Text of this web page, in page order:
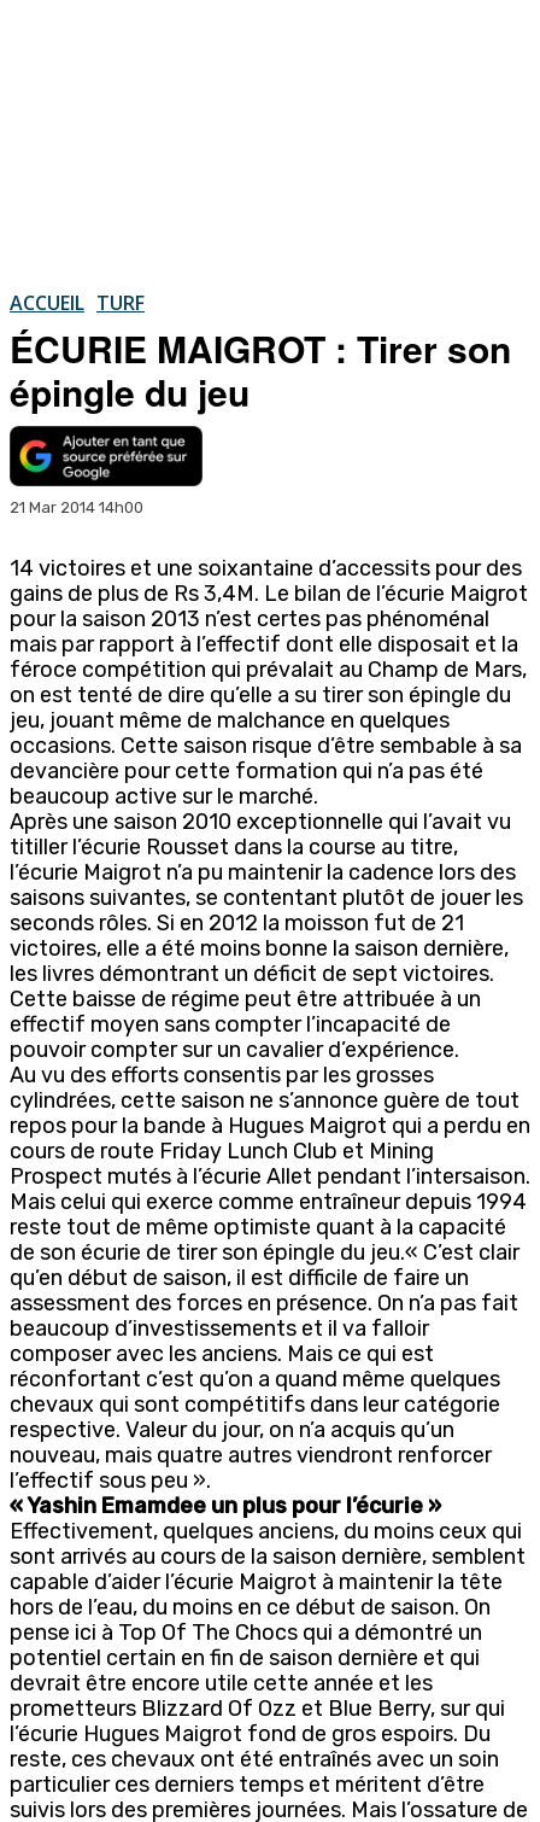
ACCUEIL TURF
ÉCURIE MAIGROT : Tirer son
épingle du jeu
21 Mar 2014 14h00
14 victoires et une soixantaine d’accessits pour des
gains de plus de Rs 3,4M. Le bilan de l’écurie Maigrot
pour la saison 2013 n’est certes pas phénoménal
mais par rapport à l’effectif dont elle disposait et la
féroce compétition qui prévalait au Champ de Mars,
on est tenté de dire qu’elle a su tirer son épingle du
jeu, jouant même de malchance en quelques
occasions. Cette saison risque d’être sembable à sa
devancière pour cette formation qui n’a pas été
beaucoup active sur le marché.
Après une saison 2010 exceptionnelle qui l’avait vu
titiller l’écurie Rousset dans la course au titre,
l’écurie Maigrot n’a pu maintenir la cadence lors des
saisons suivantes, se contentant plutôt de jouer les
seconds rôles. Si en 2012 la moisson fut de 21
victoires, elle a été moins bonne la saison dernière,
les livres démontrant un déficit de sept victoires.
Cette baisse de régime peut être attribuée à un
effectif moyen sans compter l’incapacité de
pouvoir compter sur un cavalier d’expérience.
Au vu des efforts consentis par les grosses
cylindrées, cette saison ne s’annonce guère de tout
repos pour la bande à Hugues Maigrot qui a perdu en
cours de route Friday Lunch Club et Mining
Prospect mutés à l’écurie Allet pendant l’intersaison.
Mais celui qui exerce comme entraîneur depuis 1994
reste tout de même optimiste quant à la capacité
de son écurie de tirer son épingle du jeu.« C’est clair
qu’en début de saison, il est difficile de faire un
assessment des forces en présence. On n’a pas fait
beaucoup d’investissements et il va falloir
composer avec les anciens. Mais ce qui est
réconfortant c’est qu’on a quand même quelques
chevaux qui sont compétitifs dans leur catégorie
respective. Valeur du jour, on n’a acquis qu’un
nouveau, mais quatre autres viendront renforcer
l’effectif sous peu ».
« Yashin Emamdee un plus pour l’écurie »
Effectivement, quelques anciens, du moins ceux qui
sont arrivés au cours de la saison dernière, semblent
capable d’aider l’écurie Maigrot à maintenir la tête
hors de l’eau, du moins en ce début de saison. On
pense ici à Top Of The Chocs qui a démontré un
potentiel certain en fin de saison dernière et qui
devrait être encore utile cette année et les
prometteurs Blizzard Of Ozz et Blue Berry, sur qui
l’écurie Hugues Maigrot fond de gros espoirs. Du
reste, ces chevaux ont été entraînés avec un soin
particulier ces derniers temps et méritent d’être
suivis lors des premières journées. Mais l’ossature de